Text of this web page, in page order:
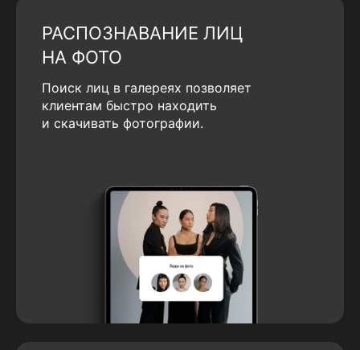
РАСПОЗНАВАНИЕ ЛИЦ
НА ФОТО
Поиск лиц в галереях позволяет
клиентам быстро находить
и скачивать фотографии.